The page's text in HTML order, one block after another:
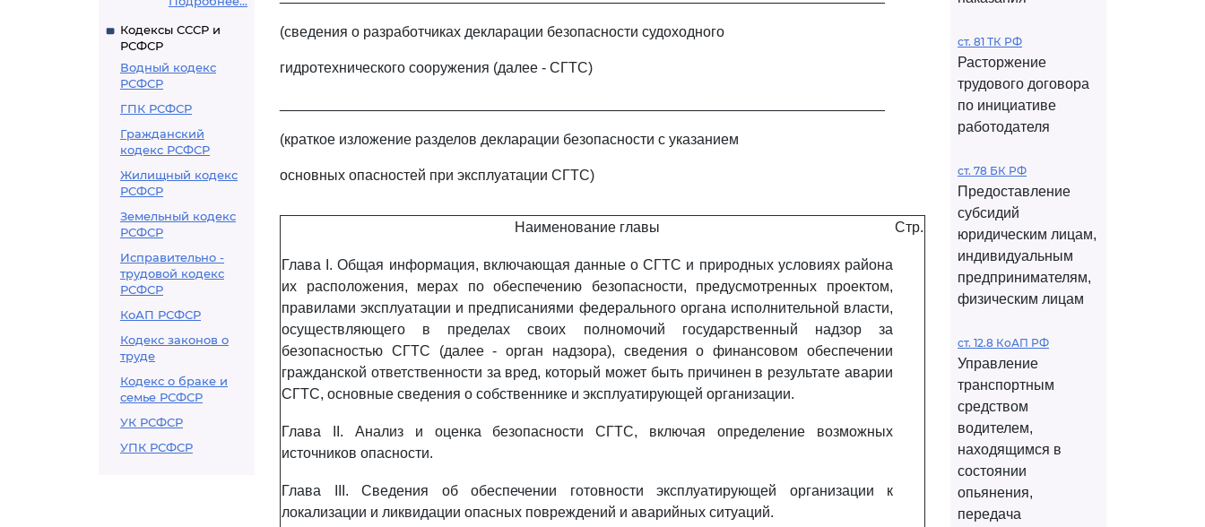
Кодексы СССР и
РСФСР
Водный кодекс
РСФСР
ГПК РСФСР
Гражданский
кодекс РСФСР
Жилищный кодекс
РСФСР
Земельный кодекс
РСФСР
Исправительно -
трудовой кодекс
РСФСР
КоАП РСФСР
Кодекс законов о
труде
Кодекс о браке и
семье РСФСР
УК РСФСР
УПК РСФСР
(сведения о разработчиках декларации безопасности судоходного
гидротехнического сооружения (далее - СГТС)
(краткое изложение разделов декларации безопасности с указанием
основных опасностей при эксплуатации СГТС)
Наименование главы Стр.
Глава I. Общая информация, включающая данные о СГТС и природных условиях района
их расположения, мерах по обеспечению безопасности, предусмотренных проектом,
правилами эксплуатации и предписаниями федерального органа исполнительной власти,
осуществляющего в пределах своих полномочий государственный надзор за
безопасностью СГТС (далее - орган надзора), сведения о финансовом обеспечении
гражданской ответственности за вред, который может быть причинен в результате аварии
СГТС, основные сведения о собственнике и эксплуатирующей организации.
Глава II. Анализ и оценка безопасности СГТС, включая определение возможных
источников опасности.
Глава III. Сведения об обеспечении готовности эксплуатирующей организации к
локализации и ликвидации опасных повреждений и аварийных ситуаций.
ст. 81 ТК РФ
Расторжение
трудового договора
по инициативе
работодателя
ст. 78 БК РФ
Предоставление
субсидий
юридическим лицам,
индивидуальным
предпринимателям,
физическим лицам
ст. 12.8 КоАП РФ
Управление
транспортным
средством
водителем,
находящимся в
состоянии
опьянения,
передача